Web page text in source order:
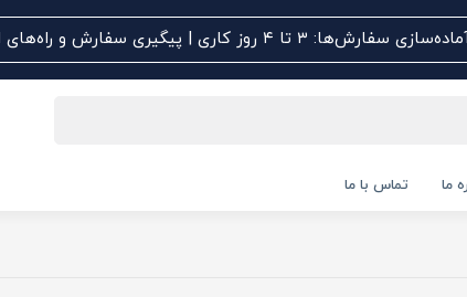
سفارش‌ها: ۳ تا ۴ روز کاری | پیگیری سفارش و راه‌های ارتباطی کلیک کنید
ما تماس با ما